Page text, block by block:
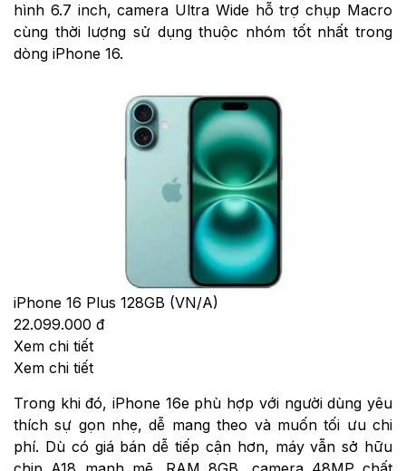
hình 6.7 inch, camera Ultra Wide hỗ trợ chụp Macro
cùng thời lượng sử dụng thuộc nhóm tốt nhất trong
dòng iPhone 16.
iPhone 16 Plus 128GB (VN/A)
22.099.000 đ
Xem chi tiết
Xem chi tiết
Trong khi đó, iPhone 16e phù hợp với người dùng yêu
thích sự gọn nhẹ, dễ mang theo và muốn tối ưu chi
phí. Dù có giá bán dễ tiếp cận hơn, máy vẫn sở hữu